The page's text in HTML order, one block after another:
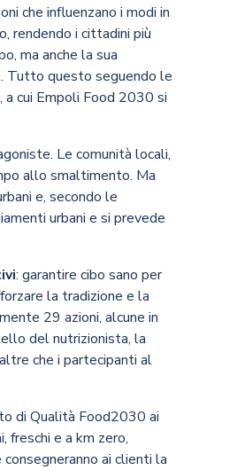
che influenzano i modi in
rendendo i cittadini più
ma anche la sua
Tutto questo seguendo le
cui Empoli Food 2030 si
Le comunità locali,
allo smaltimento. Ma
e, secondo le
urbani e si prevede
: garantire cibo sano per
la tradizione e la
29 azioni, alcune in
del nutrizionista, la
che i partecipanti al
di Qualità Food2030 ai
freschi e a km zero,
ai clienti la